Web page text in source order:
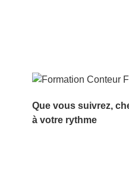
Que vous suivrez,
à votre rythme